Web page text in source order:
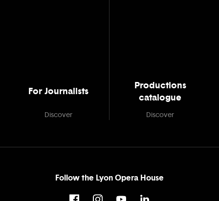
For Journalists
Discover
Productions
catalogue
Discover
Follow the Lyon Opera House